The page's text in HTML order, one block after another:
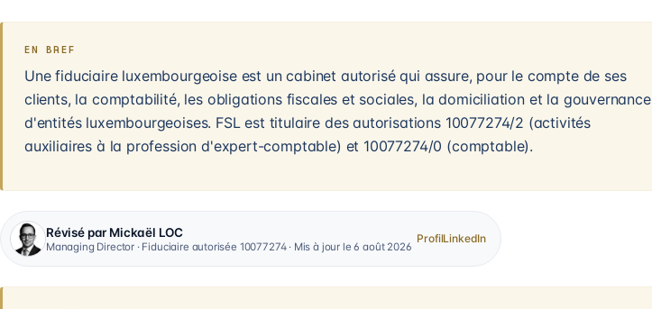
EN BREF
Une fiduciaire luxembourgeoise est un cabinet autorisé qui assure, pour le compte de ses
clients, la comptabilité, les obligations fiscales et sociales, la domiciliation et la gouvernance
d'entités luxembourgeoises. FSL est titulaire des autorisations 10077274/2 (activités
auxiliaires à la profession d'expert-comptable) et 10077274/0 (comptable).
Révisé par Mickaël LOC
Managing Director · Fiduciaire autorisée 10077274 · Mis à jour le 6 août 2026
ProfilLinkedIn